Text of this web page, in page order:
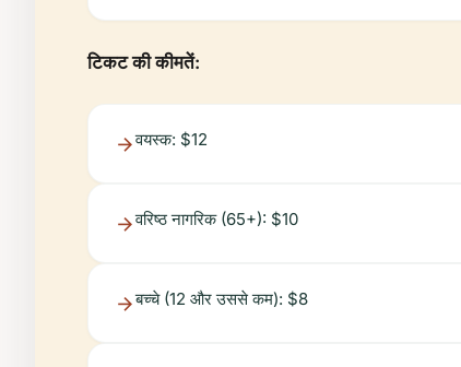
टिकट की कीमतें:
वयस्क: $12
वरिष्ठ नागरिक (65+): $10
बच्चे (12 और उससे कम): $8